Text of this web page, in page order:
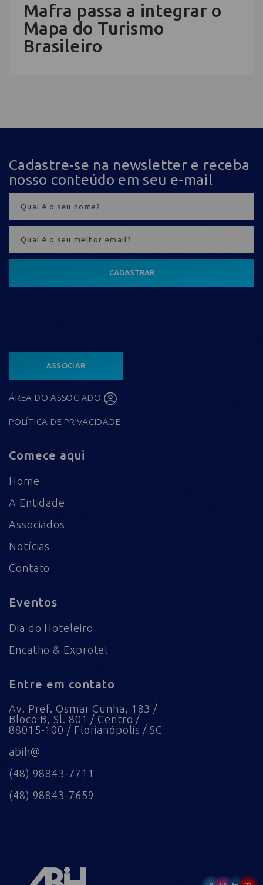
Mafra passa a integrar o
Mapa do Turismo
Brasileiro
Cadastre-se na newsletter e receba
nosso conteúdo em seu e-mail
CADASTRAR
ASSOCIAR
ÁREA DO ASSOCIADO
POLÍTICA DE PRIVACIDADE
Comece aqui
Home
A Entidade
Associados
Notícias
Contato
Eventos
Dia do Hoteleiro
Encatho & Exprotel
Entre em contato
Av. Pref. Osmar Cunha, 183 /
Bloco B, Sl. 801 / Centro /
88015-100 / Florianópolis / SC
abih@
(48) 98843-7711
(48) 98843-7659